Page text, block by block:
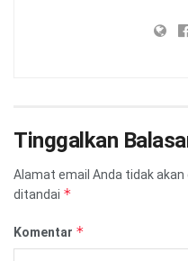
Tinggalkan
Alamat email Anda tidak akan
ditandai *
Komentar *